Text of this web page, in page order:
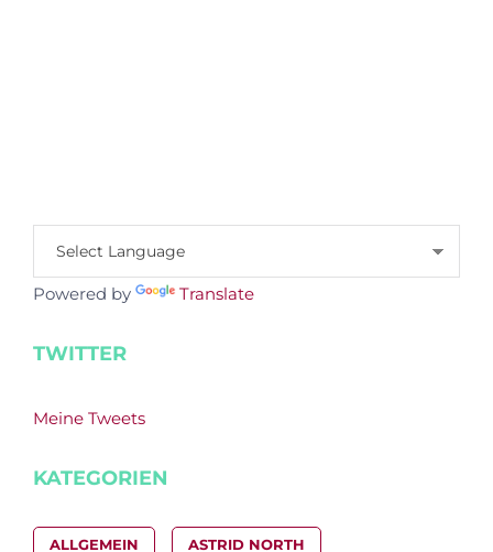
Powered by Translate
TWITTER
Meine Tweets
KATEGORIEN
ALLGEMEIN ASTRID NORTH